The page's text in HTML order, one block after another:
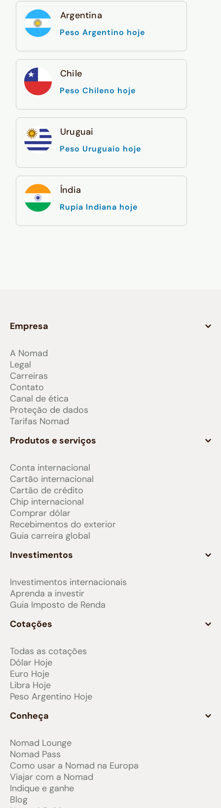
Argentina
Peso Argentino hoje
Chile
Peso Chileno hoje
Uruguai
Peso Uruguaio hoje
Índia
Rupia Indiana hoje
Empresa
A Nomad
Legal
Carreiras
Contato
Canal de ética
Proteção de dados
Tarifas Nomad
Produtos e serviços
Conta internacional
Cartão internacional
Cartão de crédito
Chip internacional
Comprar dólar
Recebimentos do exterior
Guia carreira global
Investimentos
Investimentos internacionais
Aprenda a investir
Guia Imposto de Renda
Cotações
Todas as cotações
Dólar Hoje
Euro Hoje
Libra Hoje
Peso Argentino Hoje
Conheça
Nomad Lounge
Nomad Pass
Como usar a Nomad na Europa
Viajar com a Nomad
Indique e ganhe
Blog